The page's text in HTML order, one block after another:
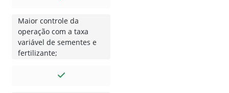
Maior controle da
operação com a taxa
variável de sementes e
fertilizante;